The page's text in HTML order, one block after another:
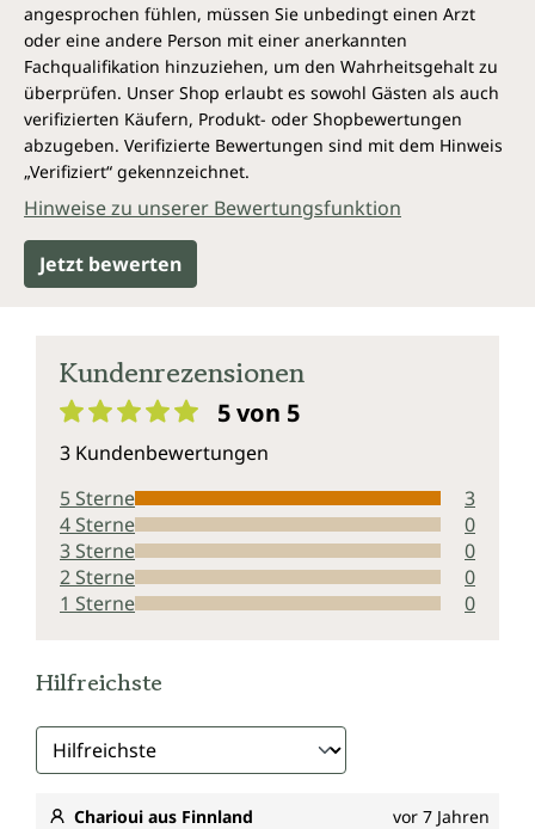
angesprochen fühlen, müssen Sie unbedingt einen Arzt
oder eine andere Person mit einer anerkannten
Fachqualifikation hinzuziehen, um den Wahrheitsgehalt zu
überprüfen. Unser Shop erlaubt es sowohl Gästen als auch
verifizierten Käufern, Produkt- oder Shopbewertungen
abzugeben. Verifizierte Bewertungen sind mit dem Hinweis
„Verifiziert“ gekennzeichnet.
Hinweise zu unserer Bewertungsfunktion
Jetzt bewerten
Kundenrezensionen
5 von 5
3 Kundenbewertungen
5 Sterne
3
4 Sterne
0
3 Sterne
0
2 Sterne
0
1 Sterne
0
Hilfreichste
Charioui aus Finnland vor 7 Jahren